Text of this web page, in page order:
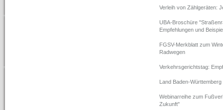
Verleih von Zählgeräten:
UBA-Broschüre
Empfehlungen und
FGSV-Merkblatt zum
Radwegen
Verkehrsgerichtstag:
Land Baden-
Webinarreihe zum
Zukunft"